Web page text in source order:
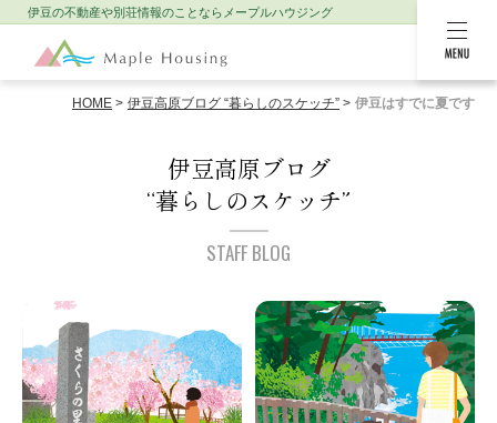
MENU
伊豆の不動産や別荘情報のことなら メープルハウジング
HOME 伊豆高原ブログ “暮らしのスケッチ” 伊豆はすでに夏です
伊豆高原ブログ
“暮らしのスケッチ”
STAFF BLOG